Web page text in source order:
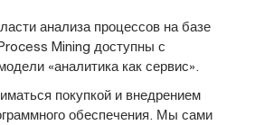
анализа процессов на базе
Mining доступны с
«аналитика как сервис».
покупкой и внедрением
обеспечения. Мы сами